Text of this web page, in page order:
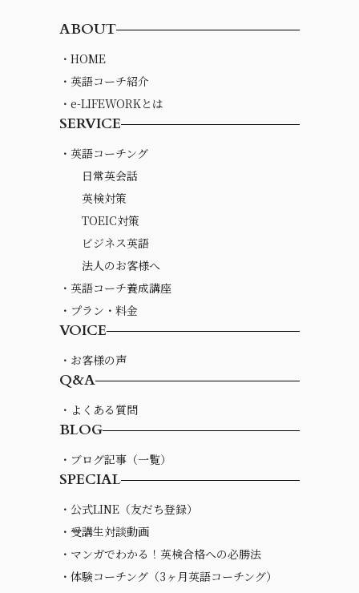
ABOUT
・HOME
・英語コーチ紹介
・e-LIFEWORKとは
SERVICE
・英語コーチング
日常英会話
英検対策
TOEIC対策
ビジネス英語
法人のお客様へ
・英語コーチ養成講座
・プラン・料金
VOICE
・お客様の声
Q&A
・よくある質問
BLOG
・ブログ記事（一覧）
SPECIAL
・公式LINE（友だち登録）
・受講生対談動画
・マンガでわかる！英検合格への必勝法
・体験コーチング（3ヶ月英語コーチング）